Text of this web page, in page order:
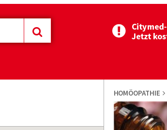
HOMÖOPATHIE